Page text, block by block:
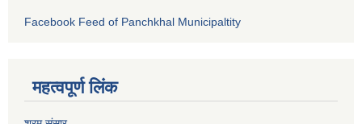
Facebook Feed of Panchkhal Municipaltity
महत्वपूर्ण लिंक